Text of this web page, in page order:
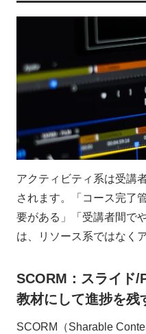
アクティビティ系は受講
されます。「コース完了
要がある」「受講者間で
は、リソース系ではなく
SCORM：スライド/
教材にして進捗を残
SCORM（Sharable